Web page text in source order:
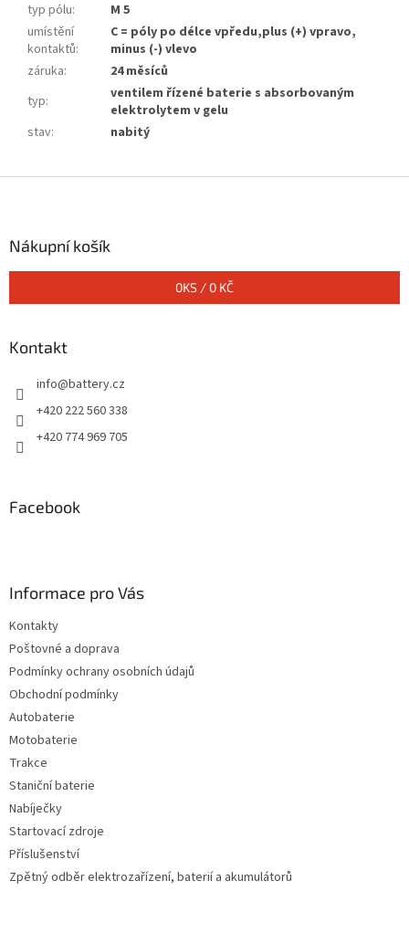
typ pólu:
M 5
umístění
kontaktů:
C = póly po délce vpředu,plus (+) vpravo,
minus (-) vlevo
záruka:
24 měsíců
typ:
ventilem řízené baterie s absorbovaným
elektrolytem v gelu
stav: nabitý
Nákupní košík
0KS / 0 KČ
Kontakt
info@battery.cz
+420 222 560 338
+420 774 969 705
Facebook
Informace pro Vás
Kontakty
Poštovné a doprava
Podmínky ochrany osobních údajů
Obchodní podmínky
Autobaterie
Motobaterie
Trakce
Staniční baterie
Nabíječky
Startovací zdroje
Příslušenství
Zpětný odběr elektrozařízení, baterií a akumulátorů